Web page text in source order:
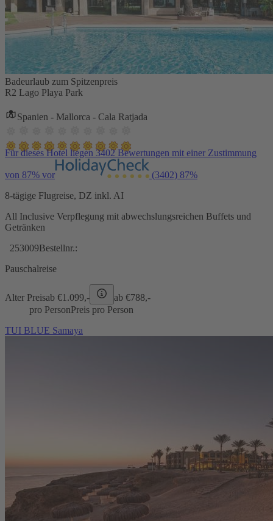
Badeurlaub zum Spitzenpreis
R2 Lago Playa Park
Spanien - Mallorca - Cala Ratjada
Für dieses Hotel liegen 3402 Bewertungen mit einer Zustimmung
von 87% vor (3402) 87%
8-tägige Flugreise, DZ inkl. AI
All Inclusive Verpflegung mit abwechslungsreichen Buffets und
Getränken
253009Bestellnr.:
Pauschalreise
Alter Preisab €1.099,- ab €788,-
pro PersonPreis pro Person
TUI BLUE Samaya